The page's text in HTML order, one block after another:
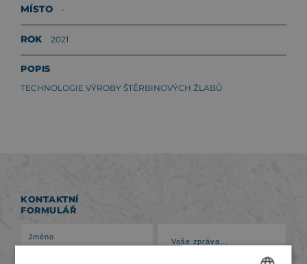
MÍSTO -
ROK 2021
POPIS
TECHNOLOGIE VÝROBY ŠTĚRBINOVÝCH ŽLABŮ
KONTAKTNÍ
FORMULÁŘ